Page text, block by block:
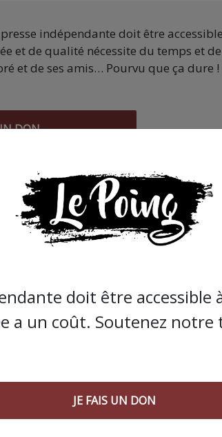
indépendante doit être
et de qualité nécessite du temps et de
et de ses amis… Pourvu que ça dure !
DON
SUIVANT :
doit être accessible
a un coût. Soutenez notre
JE FAIS UN DON